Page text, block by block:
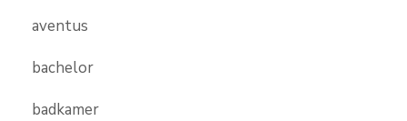
aventus
bachelor
badkamer